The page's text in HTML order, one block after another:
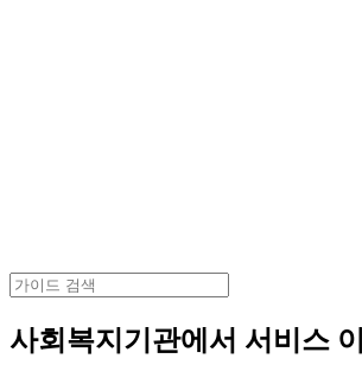
사회복지기관에서 서비스